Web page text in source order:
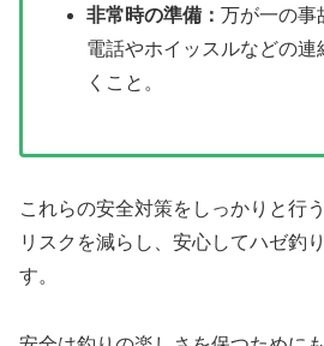
非常時の準備：万が一の事
電話やホイッスルなどの連
くこと。
これらの安全対策をしっかりと行
リスクを減らし、安心してハゼ釣
す。